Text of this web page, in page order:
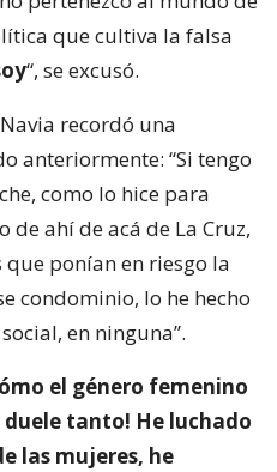
que cultiva la falsa
“, se excusó.
recordó una
anteriormente: “Si tengo
como lo hice para
ahí de acá de La Cruz,
ponían en riesgo la
condominio, lo he hecho
en ninguna”.
el género femenino
duele tanto! He luchado
las mujeres, he